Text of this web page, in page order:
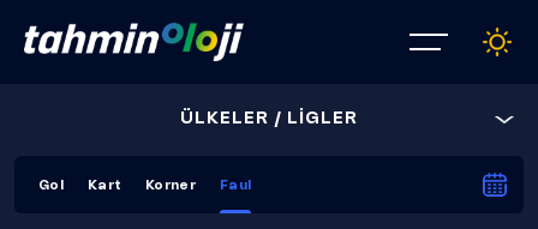
ÜLKELER / LİGLER
Gol Kart Korner Faul